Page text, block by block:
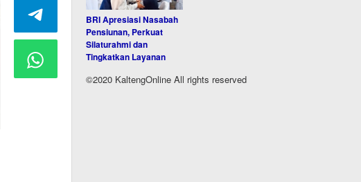
BRI Apresiasi Nasabah
Pensiunan, Perkuat
Silaturahmi dan
Tingkatkan Layanan
©2020 KaltengOnline All rights reserved